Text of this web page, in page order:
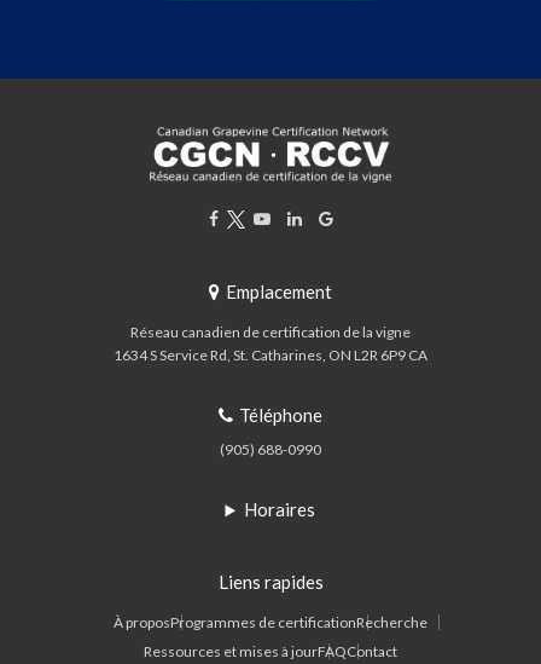
Emplacement
Réseau canadien de certification de la vigne
1634 S Service Rd St. Catharines ON L2R 6P9 CA
Téléphone
(905) 688-0990
Horaires
Liens rapides
À proposProgrammes de certificationRecherche
Ressources et mises à jourFAQContact